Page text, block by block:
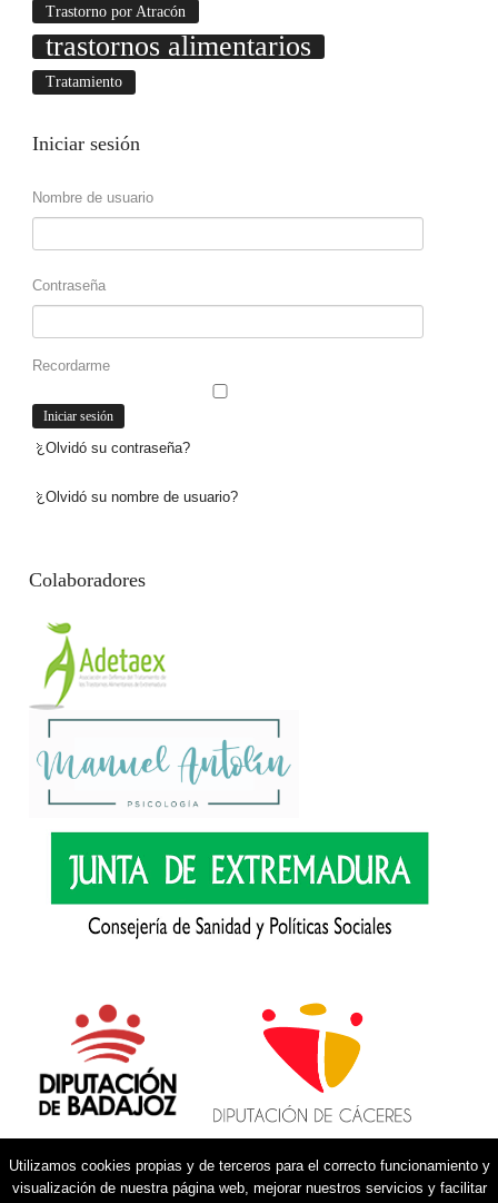
Trastorno por Atracón
trastornos alimentarios
Tratamiento
Iniciar sesión
Nombre de usuario
Contraseña
Recordarme
¿Olvidó su contraseña?
¿Olvidó su nombre de usuario?
Colaboradores
Utilizamos cookies propias y de terceros para el correcto funcionamiento y
visualización de nuestra página web, mejorar nuestros servicios y facilitar